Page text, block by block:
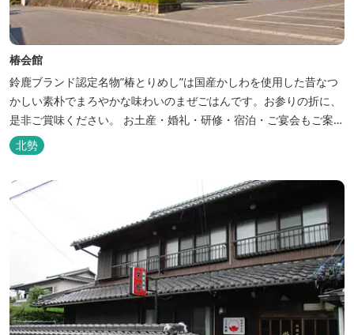
椿会館
鈴鹿ブランド認定名物”椿とりめし”は国産かしわを使用した昔なつ
かしい素朴でまろやかな味わいのまぜごはんです。お参りの折に、
是非ご賞味ください。 お土産・婚礼・研修・宿泊・ご宴会もご案内
しております。
北勢